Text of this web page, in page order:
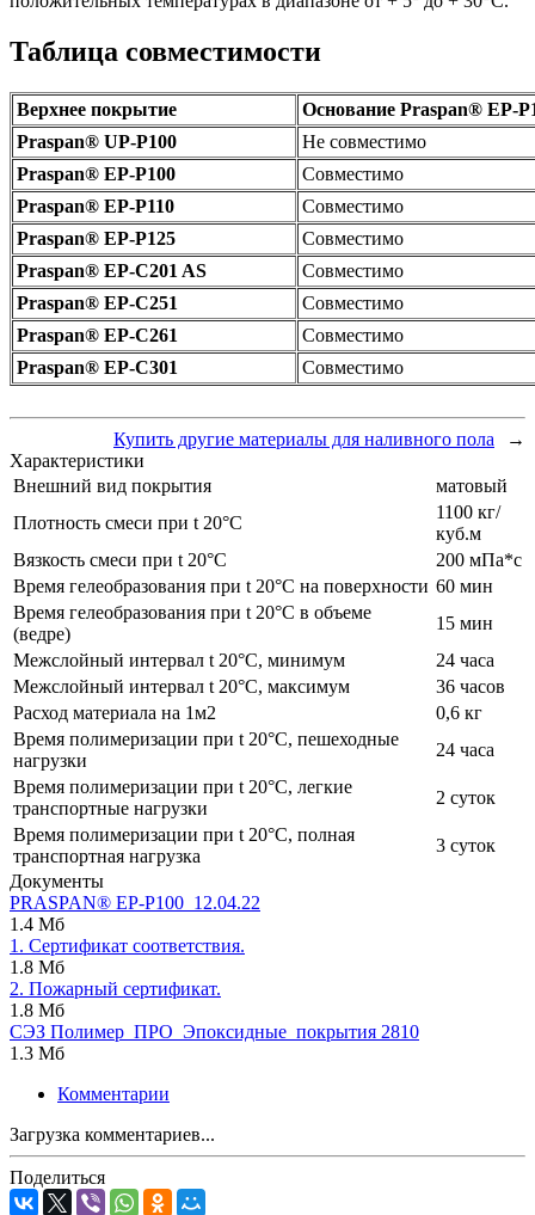
Таблица совместимости
Верхнее покрытие
Основание Praspan® ЕP-
Praspan® UP-P100
Не совместимо
Praspan® EP-P100
Cовместимо
Praspan® EP-P110
Cовместимо
Praspan® EP-P125
Cовместимо
Praspan® EP-C201 AS
Cовместимо
Praspan® EP-C251
Cовместимо
Praspan® EP-C261
Cовместимо
Praspan® EP-C301
Cовместимо
Купить другие материалы для наливного пола
→
Характеристики
Внешний вид покрытия
матовый
Плотность смеси при t 20°C
1100 кг/
куб.м
Вязкость смеси при t 20°С
200 мПа*с
Время гелеобразования при t 20°C на поверхности 60 мин
Время гелеобразования при t 20°C в объеме
(ведре)
15 мин
Межслойный интервал t 20°С, минимум
24 часа
Межслойный интервал t 20°С, максимум
36 часов
Расход материала на 1м2
0,6 кг
Время полимеризации при t 20°C, пешеходные
нагрузки
24 часа
Время полимеризации при t 20°C, легкие
транспортные нагрузки
2 суток
Время полимеризации при t 20°C, полная
транспортная нагрузка
3 суток
Документы
PRASPAN® ЕP-P100_12.04.22
1.4 Мб
1. Сертификат соответствия.
1.8 Мб
2. Пожарный сертификат.
1.8 Мб
СЭЗ Полимер_ПРО_Эпоксидные_покрытия 2810
1.3 Мб
Комментарии
Загрузка комментариев...
Поделиться